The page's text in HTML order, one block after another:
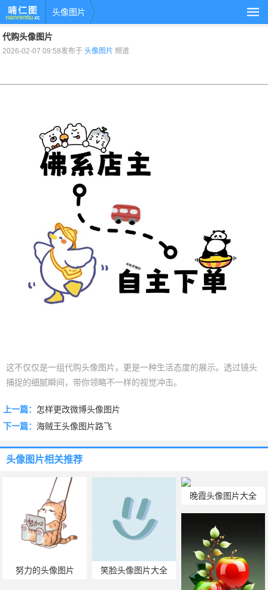
头像图片
代购头像图片
2026-02-07 09:58发布于头像图片 频道
这不仅仅是一组代购头像图片，更是一种生活态度的展示。透过镜头
捕捉的细腻瞬间，带你领略不一样的视觉冲击。
上一篇： 怎样更改微博头像图片
下一篇： 海贼王头像图片路飞
头像图片相关推荐
努力的头像图片 笑脸头像图片大全
晚霞头像图片大全